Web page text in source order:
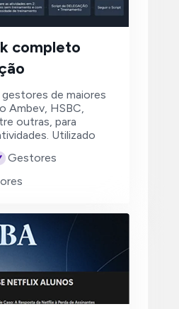
completo
de maiores
Ambev, HSBC,
outras, para
Utilizado
Gestores